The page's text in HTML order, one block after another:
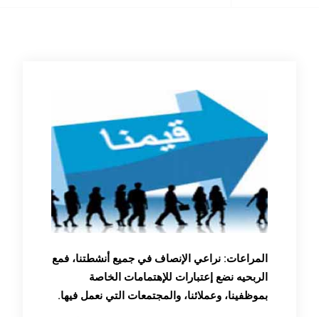
المراعات: نراعي الإنصاف في جميع أنشطتنا، فمع
الربحيه نضع إعتبارات للإهتمامات الخاصة
بموظفينا، وعملائنا، والمجتمعات التي نعمل فيها.